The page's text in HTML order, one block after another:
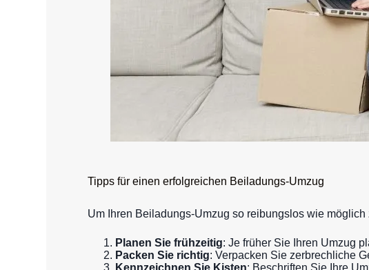
Tipps für einen erfolgreichen Beiladungs-Umzug
Um Ihren Beiladungs-Umzug so reibungslos wie
Planen Sie frühzeitig: Je früher Sie Ihren Umzug
Packen Sie richtig: Verpacken Sie zerbrechliche
Kennzeichnen Sie Kisten: Beschriften Sie Ihre